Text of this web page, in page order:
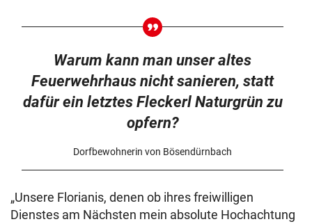
Warum kann man unser altes
Feuerwehrhaus nicht sanieren, statt
dafür ein letztes Fleckerl Naturgrün zu
opfern?
Dorfbewohnerin von Bösendürnbach
„Unsere Florianis, denen ob ihres freiwilligen
Dienstes am Nächsten mein absolute Hochachtung